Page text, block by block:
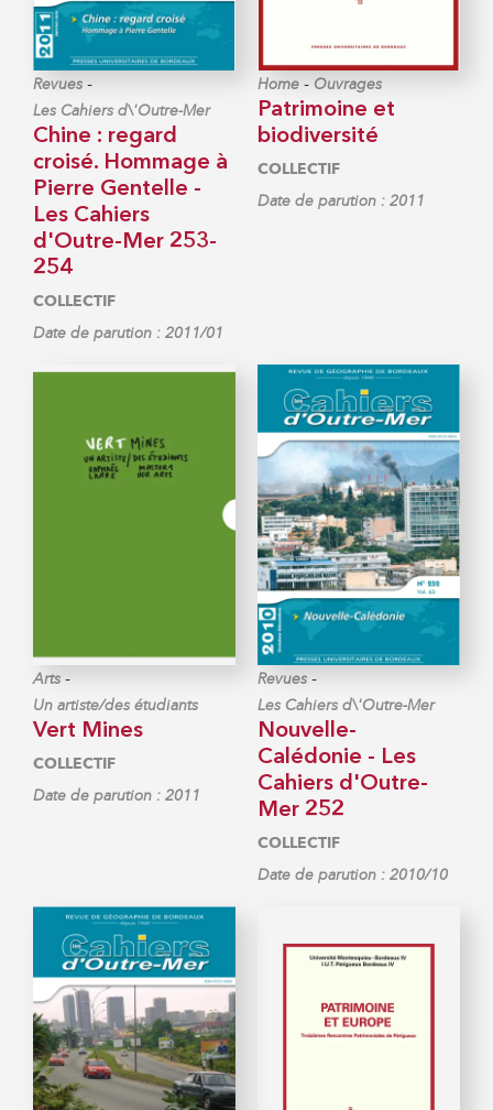
Revues -
Les Cahiers d\'Outre-Mer
Chine : regard
croisé. Hommage à
Pierre Gentelle -
Les Cahiers
d'Outre-Mer 253-
254
COLLECTIF
Date de parution : 2011/01
Home - Ouvrages
Patrimoine et
biodiversité
COLLECTIF
Date de parution : 2011
Arts -
Un artiste/des étudiants
Vert Mines
COLLECTIF
Date de parution : 2011
Revues -
Les Cahiers d\'Outre-Mer
Nouvelle-
Calédonie - Les
Cahiers d'Outre-
Mer 252
COLLECTIF
Date de parution : 2010/10